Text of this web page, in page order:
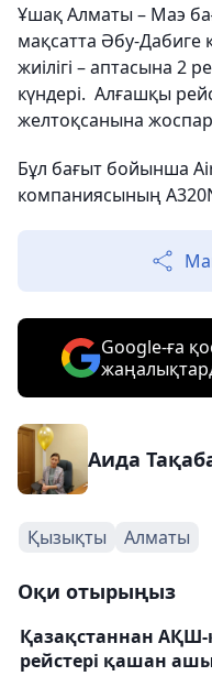
Ұшақ Алматы – Маэ
мақсатта Әбу-
жиілігі – аптасына 2
күндері. Алғашқы
желтоқсанына
Бұл бағыт бойынша
компаниясының
Google-ға
Аида
Қызықты Алматы
Оқи отырыңыз
Қазақстаннан АҚШ-
рейстері қашан